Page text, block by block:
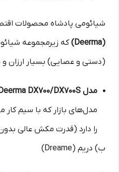
شیائومی پادشاه محصولات
(Deerma)
که زیرمجموعه
(دستی و عصایی) بسیار ارزان و
مدل Deerma DX700/DX700S:
مدل‌های بازار که با سیم کار
را دارد (قدرت مکش عالی بدون
ب) دریم (Dreame)